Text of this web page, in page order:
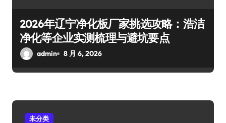
2026年辽宁净化板厂家挑选攻略：浩洁
净化等企业实测梳理与避坑要点
admin 8 月 6, 2026
未分类